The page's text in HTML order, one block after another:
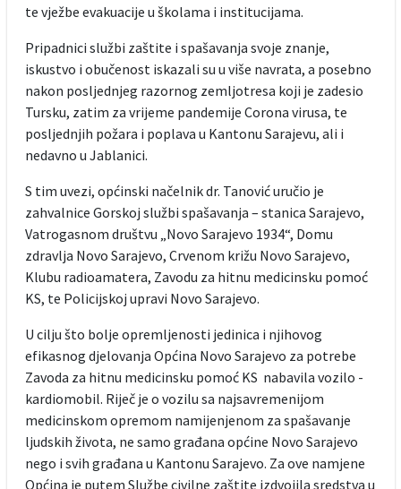
te vježbe evakuacije u školama i institucijama.
Pripadnici službi zaštite i spašavanja svoje znanje,
iskustvo i obučenost iskazali su u više navrata, a posebno
nakon posljednjeg razornog zemljotresa koji je zadesio
Tursku, zatim za vrijeme pandemije Corona virusa, te
posljednjih požara i poplava u Kantonu Sarajevu, ali i
nedavno u Jablanici.
S tim uvezi, općinski načelnik dr. Tanović uručio je
zahvalnice Gorskoj službi spašavanja – stanica Sarajevo,
Vatrogasnom društvu „Novo Sarajevo 1934“, Domu
zdravlja Novo Sarajevo, Crvenom križu Novo Sarajevo,
Klubu radioamatera, Zavodu za hitnu medicinsku pomoć
KS, te Policijskoj upravi Novo Sarajevo.
U cilju što bolje opremljenosti jedinica i njihovog
efikasnog djelovanja Općina Novo Sarajevo za potrebe
Zavoda za hitnu medicinsku pomoć KS nabavila vozilo -
kardiomobil. Riječ je o vozilu sa najsavremenijom
medicinskom opremom namijenjenom za spašavanje
ljudskih života, ne samo građana općine Novo Sarajevo
nego i svih građana u Kantonu Sarajevo. Za ove namjene
Općina je putem Službe civilne zaštite izdvojila sredstva u